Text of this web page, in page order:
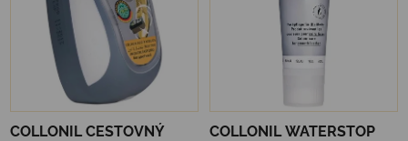
COLLONIL CESTOVNÝ
COLLONIL WATERSTOP